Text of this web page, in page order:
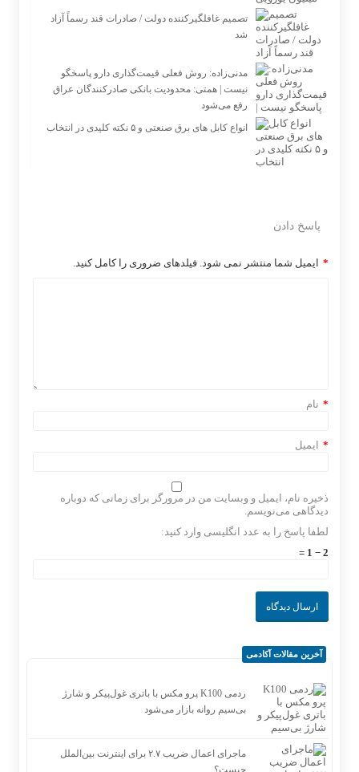
تصمیم غافلگیرکننده دولت / صادرات قند رسماً آزاد
شد
مدنی‌زاده: روش فعلی قیمت‌گذاری دارو پاسخگو
نیست | همتی: محدودیت بانکی صادرکنندگان عراق
رفع می‌شود
انواع کابل های برق صنعتی و ۵ نکته کلیدی در انتخاب
پاسخ دادن
ایمیل شما منتشر نمی شود. فیلدهای ضروری را کامل کنید. *
نام *
ایمیل *
ذخیره نام، ایمیل و وبسایت من در مرورگر برای زمانی که دوباره
دیدگاهی می‌نویسم.
لطفا پاسخ را به عدد انگلیسی وارد کنید:
2 − 1 =
آخرین مقالات آکادمی
ردمی K100 پرو مکس با باتری غول‌پیکر و شارژ
بی‌سیم روانه بازار می‌شود
ماجرای اعمال ضریب ۲.۷ برای اینترنت بین‌الملل
چیست؟